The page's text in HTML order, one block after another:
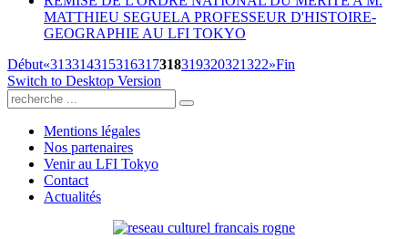
MATTHIEU SEGUELA PROFESSEUR D'HISTOIRE-
GEOGRAPHIE AU LFI TOKYO
Début«313314315316317318319320321322»Fin
Switch to Desktop Version
Mentions légales
Nos partenaires
Venir au LFI Tokyo
Contact
Actualités